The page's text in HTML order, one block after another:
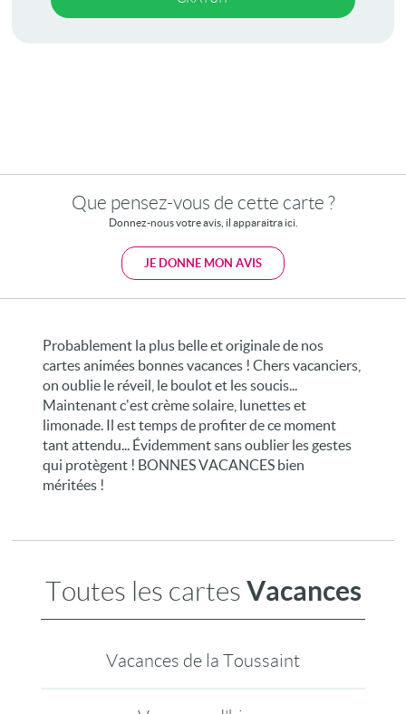
Que pensez-vous de cette carte ?
Donnez-nous votre avis, il apparaitra ici.
JE DONNE MON AVIS
Probablement la plus belle et originale de nos
cartes animées bonnes vacances ! Chers vacanciers,
on oublie le réveil, le boulot et les soucis...
Maintenant c'est crème solaire, lunettes et
limonade. Il est temps de profiter de ce moment
tant attendu... Évidemment sans oublier les gestes
qui protègent ! BONNES VACANCES bien
méritées !
Toutes les cartes Vacances
Vacances de la Toussaint